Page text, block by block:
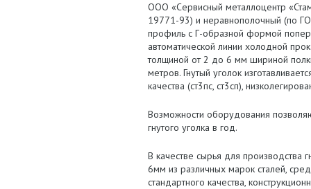
ООО «Сервисный металлоцентр
19771-93) и неравнополочный (по
профиль с Г-образной формой
автоматической линии холодной
толщиной от 2 до 6 мм шириной
метров. Гнутый уголок
качества (ст3пс, ст3сп),
Возможности оборудования
гнутого уголка в год.
В качестве сырья для производства
6мм из различных марок сталей,
стандартного качества,